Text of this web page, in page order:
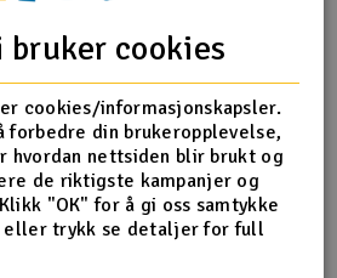
& hobby
& elkjøretøy
head machine (hex drive) (6)
bruker cookies
cookies/informasjonskapsler.
forbedre din brukeropplevelse,
hvordan nettsiden blir brukt og
de riktigste kampanjer og
"OK" for å gi oss samtykke
eller trykk se detaljer for full